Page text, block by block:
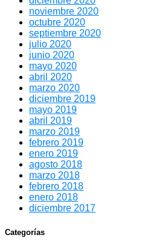
noviembre 2020
octubre 2020
septiembre 2020
julio 2020
junio 2020
mayo 2020
abril 2020
marzo 2020
diciembre 2019
mayo 2019
abril 2019
marzo 2019
febrero 2019
enero 2019
agosto 2018
marzo 2018
febrero 2018
enero 2018
diciembre 2017
Categorías